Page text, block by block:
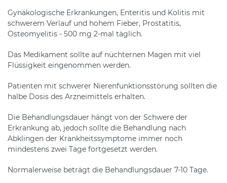
Gynäkologische Erkrankungen, Enteritis und Kolitis mit
schwerem Verlauf und hohem Fieber, Prostatitis,
Osteomyelitis - 500 mg 2-mal täglich.
Das Medikament sollte auf nüchternen Magen mit viel
Flüssigkeit eingenommen werden.
Patienten mit schwerer Nierenfunktionsstörung sollten die
halbe Dosis des Arzneimittels erhalten.
Die Behandlungsdauer hängt von der Schwere der
Erkrankung ab, jedoch sollte die Behandlung nach
Abklingen der Krankheitssymptome immer noch
mindestens zwei Tage fortgesetzt werden.
Normalerweise beträgt die Behandlungsdauer 7-10 Tage.